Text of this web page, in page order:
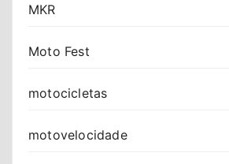
MKR
Moto Fest
motocicletas
motovelocidade